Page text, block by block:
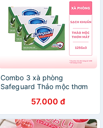
Combo 3 xà phòng
Safeguard Thảo mộc thơm
57.000 đ